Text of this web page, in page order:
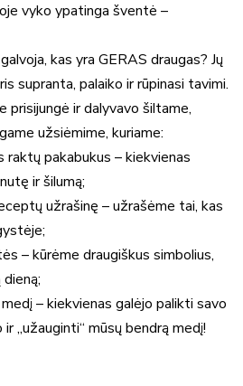
vyko ypatinga šventė –
kas yra GERAS draugas? Jų
supranta, palaiko ir rūpinasi tavimi.
prisijungė ir dalyvavo šiltame,
užsiėmime, kuriame:
raktų pakabukus – kiekvienas
ir šilumą;
užrašinę – užrašėme tai, kas
– kūrėme draugiškus simbolius,
– kiekvienas galėjo palikti savo
„užauginti“ mūsų bendrą medį!